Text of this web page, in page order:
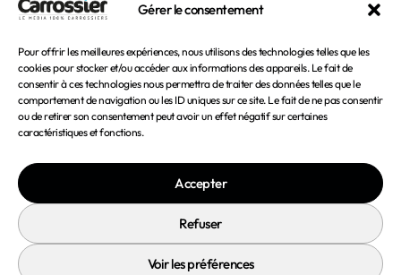
Gérer le consentement
Pour offrir les meilleures expériences, nous utilisons des technologies telles que les
cookies pour stocker et/ou accéder aux informations des appareils. Le fait de
consentir à ces technologies nous permettra de traiter des données telles que le
comportement de navigation ou les ID uniques sur ce site. Le fait de ne pas consentir
ou de retirer son consentement peut avoir un effet négatif sur certaines
caractéristiques et fonctions.
Accepter
Refuser
Voir les préférences
Mentions légales
Conditions générales d'utilisation
Conditions générales de vente
Politique de cookies